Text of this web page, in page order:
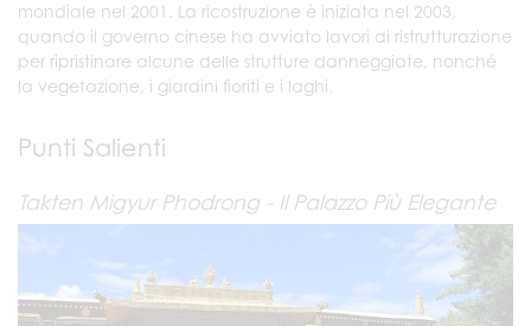
mondiale nel 2001. La ricostruzione è iniziata nel 2003,
quando il governo cinese ha avviato lavori di ristrutturazione
per ripristinare alcune delle strutture danneggiate, nonché
la vegetazione, i giardini fioriti e i laghi.
Punti Salienti
Takten Migyur Phodrong - Il Palazzo Più Elegante